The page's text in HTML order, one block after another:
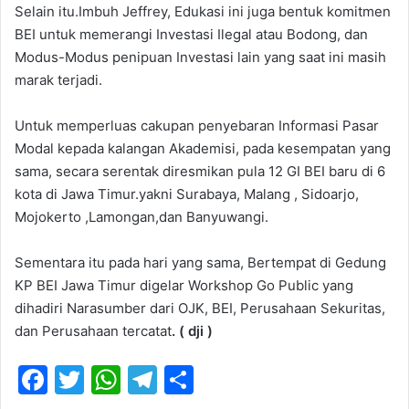
Selain itu.Imbuh Jeffrey, Edukasi ini juga bentuk komitmen
BEI untuk memerangi Investasi Ilegal atau Bodong, dan
Modus-Modus penipuan Investasi lain yang saat ini masih
marak terjadi.
Untuk memperluas cakupan penyebaran Informasi Pasar
Modal kepada kalangan Akademisi, pada kesempatan yang
sama, secara serentak diresmikan pula 12 GI BEI baru di 6
kota di Jawa Timur.yakni Surabaya, Malang , Sidoarjo,
Mojokerto ,Lamongan,dan Banyuwangi.
Sementara itu pada hari yang sama, Bertempat di Gedung
KP BEI Jawa Timur digelar Workshop Go Public yang
dihadiri Narasumber dari OJK, BEI, Perusahaan Sekuritas,
dan Perusahaan tercatat. ( dji )
F
T
W T